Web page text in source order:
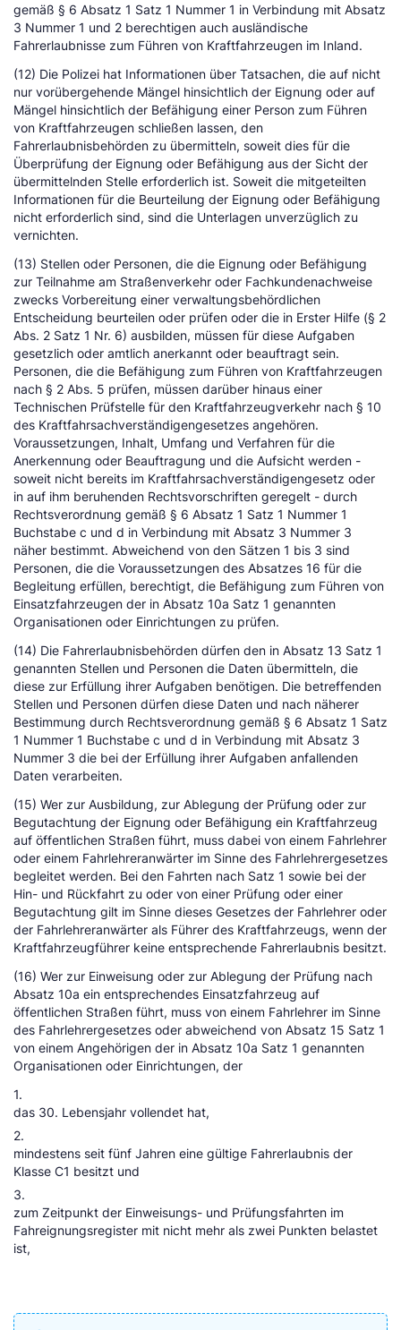
gemäß § 6 Absatz 1 Satz 1 Nummer 1 in Verbindung mit Absatz
3 Nummer 1 und 2 berechtigen auch ausländische
Fahrerlaubnisse zum Führen von Kraftfahrzeugen im Inland.
(12) Die Polizei hat Informationen über Tatsachen, die auf nicht
nur vorübergehende Mängel hinsichtlich der Eignung oder auf
Mängel hinsichtlich der Befähigung einer Person zum Führen
von Kraftfahrzeugen schließen lassen, den
Fahrerlaubnisbehörden zu übermitteln, soweit dies für die
Überprüfung der Eignung oder Befähigung aus der Sicht der
übermittelnden Stelle erforderlich ist. Soweit die mitgeteilten
Informationen für die Beurteilung der Eignung oder Befähigung
nicht erforderlich sind, sind die Unterlagen unverzüglich zu
vernichten.
(13) Stellen oder Personen, die die Eignung oder Befähigung
zur Teilnahme am Straßenverkehr oder Fachkundenachweise
zwecks Vorbereitung einer verwaltungsbehördlichen
Entscheidung beurteilen oder prüfen oder die in Erster Hilfe (§ 2
Abs. 2 Satz 1 Nr. 6) ausbilden, müssen für diese Aufgaben
gesetzlich oder amtlich anerkannt oder beauftragt sein.
Personen, die die Befähigung zum Führen von Kraftfahrzeugen
nach § 2 Abs. 5 prüfen, müssen darüber hinaus einer
Technischen Prüfstelle für den Kraftfahrzeugverkehr nach § 10
des Kraftfahrsachverständigengesetzes angehören.
Voraussetzungen, Inhalt, Umfang und Verfahren für die
Anerkennung oder Beauftragung und die Aufsicht werden -
soweit nicht bereits im Kraftfahrsachverständigengesetz oder
in auf ihm beruhenden Rechtsvorschriften geregelt - durch
Rechtsverordnung gemäß § 6 Absatz 1 Satz 1 Nummer 1
Buchstabe c und d in Verbindung mit Absatz 3 Nummer 3
näher bestimmt. Abweichend von den Sätzen 1 bis 3 sind
Personen, die die Voraussetzungen des Absatzes 16 für die
Begleitung erfüllen, berechtigt, die Befähigung zum Führen von
Einsatzfahrzeugen der in Absatz 10a Satz 1 genannten
Organisationen oder Einrichtungen zu prüfen.
(14) Die Fahrerlaubnisbehörden dürfen den in Absatz 13 Satz 1
genannten Stellen und Personen die Daten übermitteln, die
diese zur Erfüllung ihrer Aufgaben benötigen. Die betreffenden
Stellen und Personen dürfen diese Daten und nach näherer
Bestimmung durch Rechtsverordnung gemäß § 6 Absatz 1 Satz
1 Nummer 1 Buchstabe c und d in Verbindung mit Absatz 3
Nummer 3 die bei der Erfüllung ihrer Aufgaben anfallenden
Daten verarbeiten.
(15) Wer zur Ausbildung, zur Ablegung der Prüfung oder zur
Begutachtung der Eignung oder Befähigung ein Kraftfahrzeug
auf öffentlichen Straßen führt, muss dabei von einem Fahrlehrer
oder einem Fahrlehreranwärter im Sinne des Fahrlehrergesetzes
begleitet werden. Bei den Fahrten nach Satz 1 sowie bei der
Hin- und Rückfahrt zu oder von einer Prüfung oder einer
Begutachtung gilt im Sinne dieses Gesetzes der Fahrlehrer oder
der Fahrlehreranwärter als Führer des Kraftfahrzeugs, wenn der
Kraftfahrzeugführer keine entsprechende Fahrerlaubnis besitzt.
(16) Wer zur Einweisung oder zur Ablegung der Prüfung nach
Absatz 10a ein entsprechendes Einsatzfahrzeug auf
öffentlichen Straßen führt, muss von einem Fahrlehrer im Sinne
des Fahrlehrergesetzes oder abweichend von Absatz 15 Satz 1
von einem Angehörigen der in Absatz 10a Satz 1 genannten
Organisationen oder Einrichtungen, der
1.
das 30. Lebensjahr vollendet hat,
2.
mindestens seit fünf Jahren eine gültige Fahrerlaubnis der
Klasse C1 besitzt und
3.
zum Zeitpunkt der Einweisungs- und Prüfungsfahrten im
Fahreignungsregister mit nicht mehr als zwei Punkten belastet
ist,